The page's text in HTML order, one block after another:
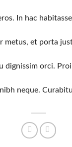
In hac
metus, et porta
dignissim orci.
neque.